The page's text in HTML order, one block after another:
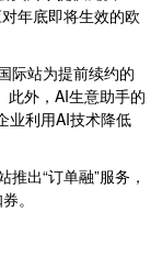
年底即将生效的欧
际站为提前续约的
此外，AI生意助手的
业利用AI技术降低
出“订单融”服务，
。